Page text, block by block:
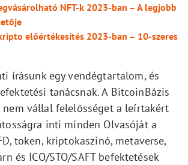
NFT-k 2023-ban – A legjobb
előértékesítés 2023-ban – 10-szeres
írásunk egy vendégtartalom, és
tanácsnak. A BitcoinBázis
nem vállal felelősséget a leírtakért
inti minden Olvasóját a
token, kriptokaszinó, metaverse,
és ICO/STO/SAFT befektetések